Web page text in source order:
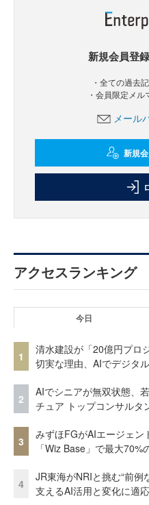
新規会員登録
・全ての過去
・会員限定メ
メール
新規
アクセスランキング
今日
1
清水建設が「20億円プロ
切実な理由、AIでデジタ
2
AIでシニアが無双状態、
チュア トップコンサルタ
3
みずほFGがAIエージェ
「Wiz Base」で最大70%
4
JR東海がNRIと挑む“前
支えるAI活用と変化に適